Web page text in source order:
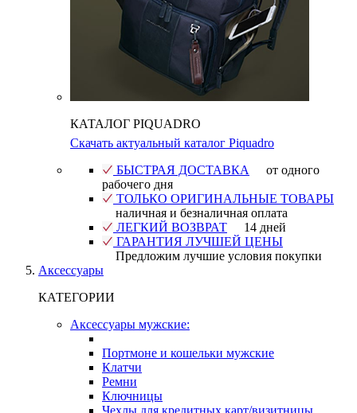
КАТАЛОГ PIQUADRO
Скачать актуальный каталог Piquadro
БЫСТРАЯ ДОСТАВКА
от одного
рабочего дня
ТОЛЬКО ОРИГИНАЛЬНЫЕ ТОВАРЫ
наличная и безналичная оплата
ЛЕГКИЙ ВОЗВРАТ
14 дней
ГАРАНТИЯ ЛУЧШЕЙ ЦЕНЫ
Предложим лучшие условия покупки
Аксессуары
КАТЕГОРИИ
Аксессуары мужские:
Портмоне и кошельки мужские
Клатчи
Ремни
Ключницы
Чехлы для кредитных карт/визитницы